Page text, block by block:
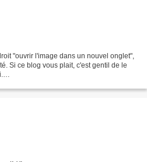
"ouvrir l'image dans un nouvel onglet",
Si ce blog vous plait, c'est gentil de le